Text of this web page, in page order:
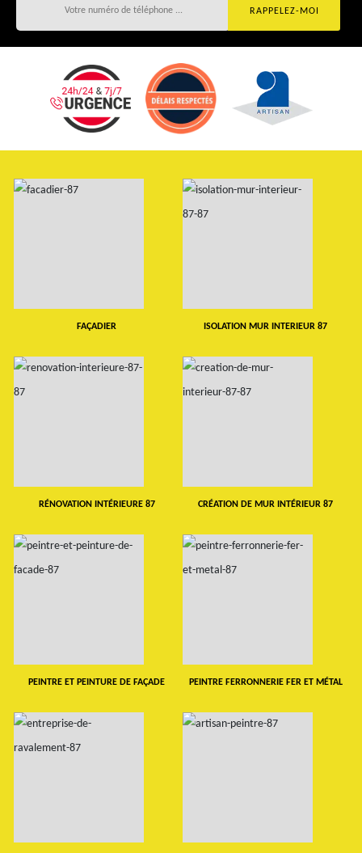
FAÇADIER ISOLATION MUR INTERIEUR 87
RÉNOVATION INTÉRIEURE 87 CRÉATION DE MUR INTÉRIEUR 87
PEINTRE ET PEINTURE DE FAÇADE PEINTRE FERRONNERIE FER ET MÉTAL